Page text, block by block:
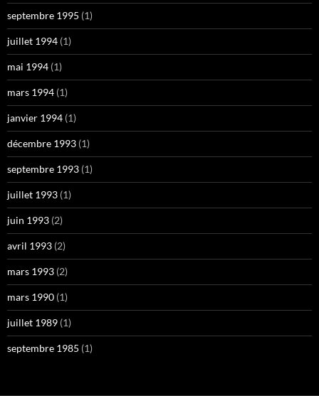
septembre 1995 (1)
juillet 1994 (1)
mai 1994 (1)
mars 1994 (1)
janvier 1994 (1)
décembre 1993 (1)
septembre 1993 (1)
juillet 1993 (1)
juin 1993 (2)
avril 1993 (2)
mars 1993 (2)
mars 1990 (1)
juillet 1989 (1)
septembre 1985 (1)